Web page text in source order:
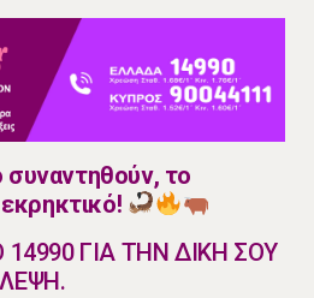
συναντηθούν, το
ΓΙΑ ΤΗΝ ΔΙΚΗ ΣΟΥ